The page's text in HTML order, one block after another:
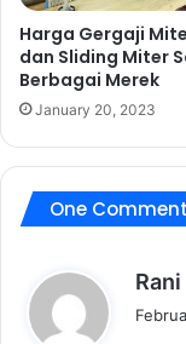
Harga Gergaji
dan Sliding Miter
Berbagai Merek
January 20, 2023
One Comment
Rani